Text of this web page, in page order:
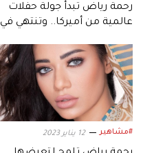
رحمة رياض تبدأ جولة حفلات
عالمية من أميركا.. وتنتهي في
#مشاهير 12 يناير 2023